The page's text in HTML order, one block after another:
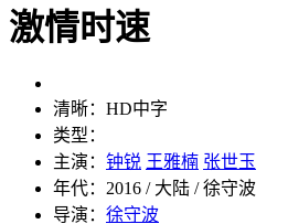
激情时速
清晰： HD中字
类型：
主演： 钟锐 王雅楠 张世玉
年代： 2016 / 大陆 / 徐守波
导演： 徐守波